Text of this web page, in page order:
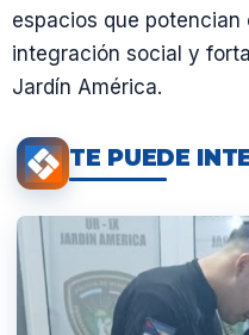
espacios que
integración social y
Jardín América.
TE PUEDE